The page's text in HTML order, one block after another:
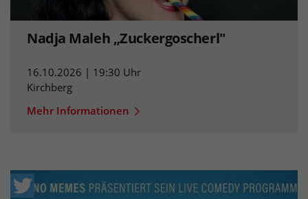
Nadja Maleh „Zuckergoscherl"
16.10.2026 | 19:30 Uhr
Kirchberg
Mehr Informationen